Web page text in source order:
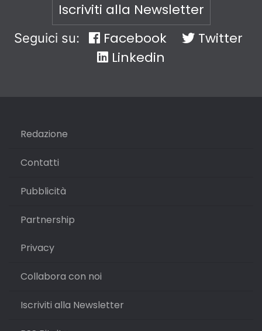
Iscriviti alla Newsletter
Seguici su: Facebook
Twitter
Linkedin
Redazione
Contatti
Pubblicità
Partnership
Privacy
Collabora con noi
Iscriviti alla Newsletter